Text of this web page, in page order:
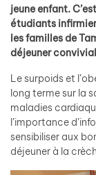
jeune enfant.
étudiants
les familles de
déjeuner
Le surpoids et
long terme sur la
maladies
l’importance
sensibiliser aux
déjeuner à la